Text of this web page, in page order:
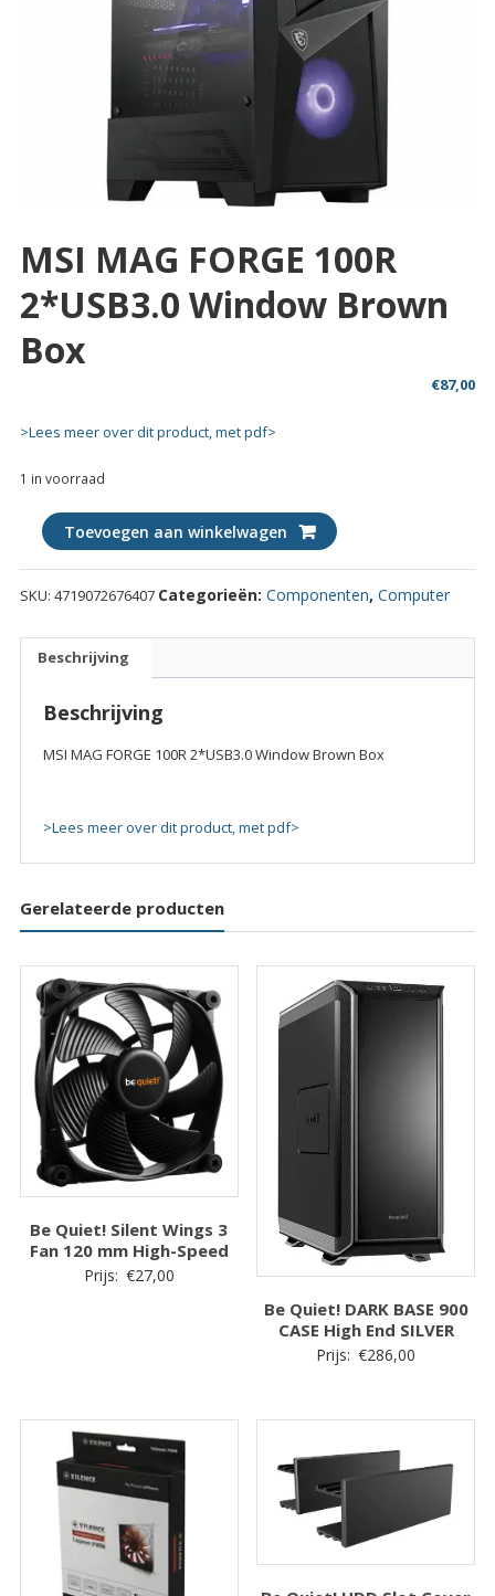
MSI MAG FORGE 100R
2*USB3.0 Window Brown
Box
€87,00
>Lees meer over dit product, met pdf>
1 in voorraad
MSI
MAG
FORGE
100R
Window
quantity
Toevoegen aan winkelwagen
SKU: 4719072676407 Categorieën: Componenten, Computer
Beschrijving
Beschrijving
MSI MAG FORGE 100R 2*USB3.0 Window Brown Box
>Lees meer over dit product, met pdf>
Gerelateerde producten
Be Quiet! Silent Wings 3
Fan 120 mm High-Speed
Prijs: €27,00
Be Quiet! DARK BASE 900
CASE High End SILVER
Prijs: €286,00